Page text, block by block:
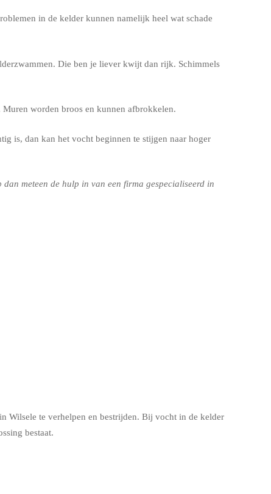
in de kelder kunnen namelijk heel wat schade
Die ben je liever kwijt dan rijk. Schimmels
worden broos en kunnen afbrokkelen.
is, dan kan het vocht beginnen te stijgen naar hoger
meteen de hulp in van een firma gespecialiseerd in
Wilsele te verhelpen en bestrijden. Bij vocht in de kelder
bestaat.